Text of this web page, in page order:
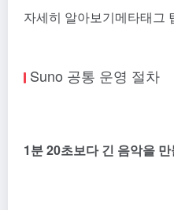
자세히 알아보기메타태그
Suno 공통 운영 절차
1분 20초보다 긴 음악을